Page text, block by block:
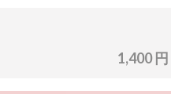
1,400 円